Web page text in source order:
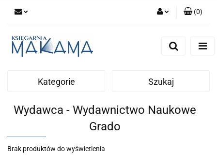
(0)
Kategorie Szukaj
Wydawca - Wydawnictwo Naukowe
Grado
Brak produktów do wyświetlenia